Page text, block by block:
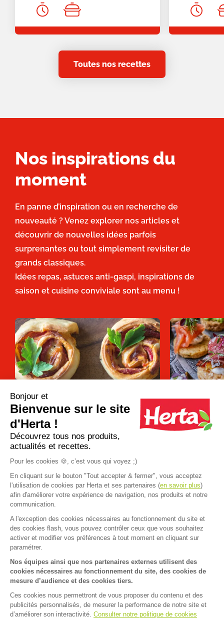
Toutes nos recettes
Nos inspirations du
moment
En panne d’inspiration ou en recherche de
nouveauté ? Venez explorer nos articles et
découvrir de nouvelles idées parfois
surprenantes ou tout simplement revisiter de
grands classiques.
Idées repas, astuces anti-gaspi, inspirations de
saison et cuisine conviviale sont au menu !
Apéro dînatoire : que faire avec une
pâte à pizza ?
12 recettes
pour un
Plus d'inspirations
Accueil Recettes Gratin dauphinois au potiron et lardons
FAQ Contact
Mentions sanitaires Cookies
Données personnelles
Dispositif d'alerte
Bonjour et
Bienvenue sur le site
d'Herta !
Découvrez tous nos produits,
actualités et recettes.
Pour les cookies 🍪, c’est vous qui voyez ;)
En cliquant sur le bouton "Tout accepter & fermer", vous acceptez
l'utilisation de cookies par Herta et ses partenaires (en savoir plus)
afin d'améliorer votre expérience de navigation, nos produits et notre
communication.
A l'exception des cookies nécessaires au fonctionnement du site et
des cookies flash, vous pouvez contrôler ceux que vous souhaitez
activer et modifier vos préférences à tout moment en cliquant sur
paramétrer.
Nos équipes ainsi que nos partenaires externes utilisent des
cookies nécessaires au fonctionnement du site, des cookies de
mesure d’audience et des cookies tiers.
Ces cookies nous permettront de vous proposer du contenu et des
publicités personnalisés, de mesurer la performance de notre site et
d’améliorer son interactivité. Consulter notre politique de cookies